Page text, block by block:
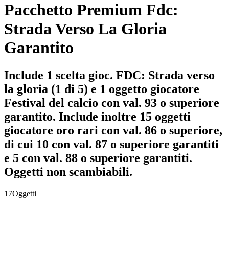
Pacchetto Premium Fdc:
Strada Verso La Gloria
Garantito
Include 1 scelta gioc. FDC: Strada verso
la gloria (1 di 5) e 1 oggetto giocatore
Festival del calcio con val. 93 o superiore
garantito. Include inoltre 15 oggetti
giocatore oro rari con val. 86 o superiore,
di cui 10 con val. 87 o superiore garantiti
e 5 con val. 88 o superiore garantiti.
Oggetti non scambiabili.
17Oggetti